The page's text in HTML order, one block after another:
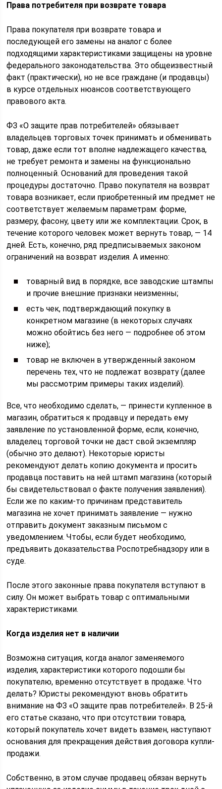
Права потребителя при возврате товара
Права покупателя при возврате товара и
последующей его замены на аналог с более
подходящими характеристиками защищены на уровне
федерального законодательства. Это общеизвестный
факт (практически), но не все граждане (и продавцы)
в курсе отдельных нюансов соответствующего
правового акта.
ФЗ «О защите прав потребителей» обязывает
владельцев торговых точек принимать и обменивать
товар, даже если тот вполне надлежащего качества,
не требует ремонта и замены на функционально
полноценный. Оснований для проведения такой
процедуры достаточно. Право покупателя на возврат
товара возникает, если приобретенный им предмет не
соответствует желаемым параметрам: форме,
размеру, фасону, цвету или же комплектации. Срок, в
течение которого человек может вернуть товар, — 14
дней. Есть, конечно, ряд предписываемых законом
ограничений на возврат изделия. А именно:
товарный вид в порядке, все заводские штампы
и прочие внешние признаки неизменны;
есть чек, подтверждающий покупку в
конкретном магазине (в некоторых случаях
можно обойтись без него — подробнее об этом
ниже);
товар не включен в утвержденный законом
перечень тех, что не подлежат возврату (далее
мы рассмотрим примеры таких изделий).
Все, что необходимо сделать, — принести купленное в
магазин, обратиться к продавцу и передать ему
заявление по установленной форме, если, конечно,
владелец торговой точки не даст свой экземпляр
(обычно это делают). Некоторые юристы
рекомендуют делать копию документа и просить
продавца поставить на ней штамп магазина (который
бы свидетельствовал о факте получения заявления).
Если же по каким-то причинам представитель
магазина не хочет принимать заявление — нужно
отправить документ заказным письмом с
уведомлением. Чтобы, если будет необходимо,
предъявить доказательства Роспотребнадзору или в
суде.
После этого законные права покупателя вступают в
силу. Он может выбрать товар с оптимальными
характеристиками.
Когда изделия нет в наличии
Возможна ситуация, когда аналог заменяемого
изделия, характеристики которого подошли бы
покупателю, временно отсутствует в продаже. Что
делать? Юристы рекомендуют вновь обратить
внимание на ФЗ «О защите прав потребителей». В 25-й
его статье сказано, что при отсутствии товара,
который покупатель хочет видеть взамен, наступают
основания для прекращения действия договора купли-
продажи.
Собственно, в этом случае продавец обязан вернуть